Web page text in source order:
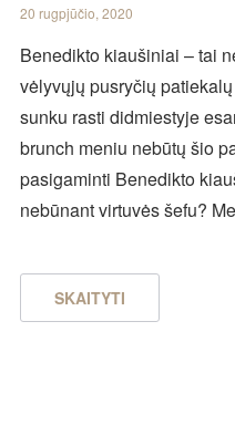
20 rugpjūčio, 2020
Benedikto kiaušiniai – tai
vėlyvųjų pusryčių
sunku rasti didmiestyje
brunch meniu nebūtų šio
pasigaminti Benedikto
nebūnant virtuvės šefu?
SKAITYTI